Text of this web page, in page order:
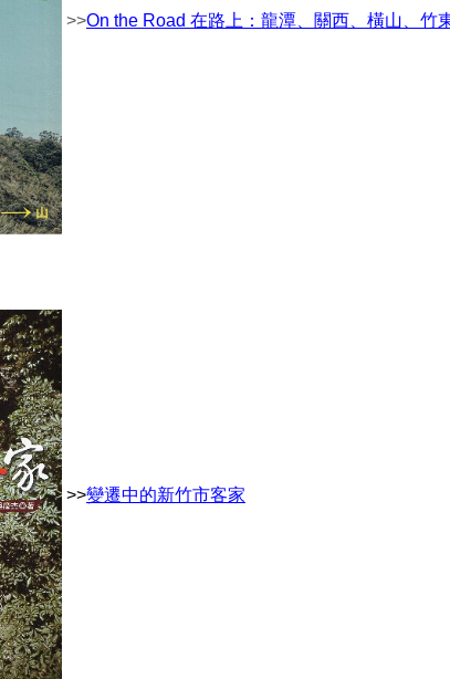
>>On the Road 在路上：龍潭、關西、橫山、竹
>>變遷中的新竹市客家